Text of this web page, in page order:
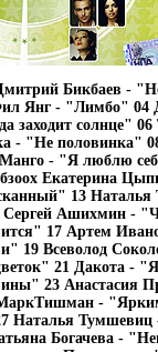
Бикбаев -
Янг - "Лимбо" 04
заходит солнце"
- "Не половинка"
- "Я люблю
Екатерина
13
Ашихмин -
17 Артем
19 Всеволод
21 Дакота - "Я
23 Анастасия
-
Тумшевиц
Богачева -